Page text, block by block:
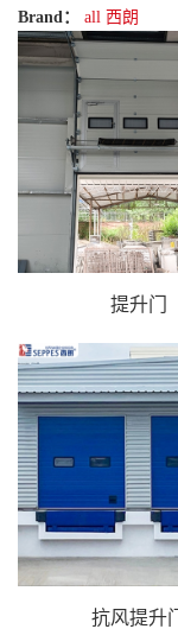
Brand： all 西朗
提升门
抗风提升门